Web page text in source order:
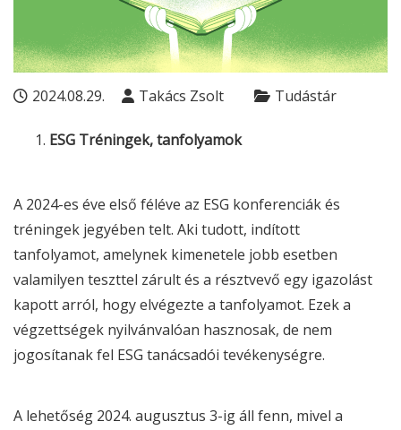
2024.08.29. Takács Zsolt Tudástár
ESG Tréningek, tanfolyamok
A 2024-es éve első féléve az ESG konferenciák és
tréningek jegyében telt. Aki tudott, indított
tanfolyamot, amelynek kimenetele jobb esetben
valamilyen teszttel zárult és a résztvevő egy igazolást
kapott arról, hogy elvégezte a tanfolyamot. Ezek a
végzettségek nyilvánvalóan hasznosak, de nem
jogosítanak fel ESG tanácsadói tevékenységre.
A lehetőség 2024. augusztus 3-ig áll fenn, mivel a